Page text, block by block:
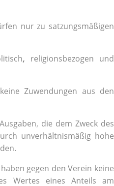
nur zu satzungsmäßigen
, religionsbezogen und
Zuwendungen aus den
die dem Zweck des
unverhältnismäßig hohe
gegen den Verein keine
Wertes eines Anteils am